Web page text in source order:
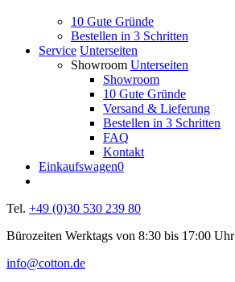
10 Gute Gründe
Bestellen in 3 Schritten
Service Unterseiten
Showroom Unterseiten
Showroom
10 Gute Gründe
Versand & Lieferung
Bestellen in 3 Schritten
FAQ
Kontakt
Einkaufswagen0
Tel. +49 (0)30 530 239 80
Bürozeiten Werktags von 8:30 bis 17:00 Uhr
info@cotton.de